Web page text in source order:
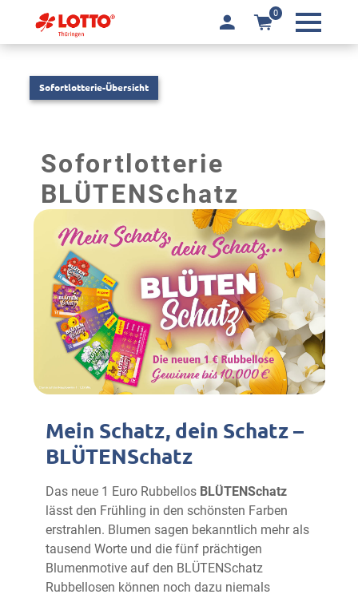
0
Sofortlotterie-Übersicht
Sofortlotterie
BLÜTENSchatz
Mein Schatz, dein Schatz –
BLÜTENSchatz
Das neue 1 Euro Rubbellos BLÜTENSchatz
lässt den Frühling in den schönsten Farben
erstrahlen. Blumen sagen bekanntlich mehr als
tausend Worte und die fünf prächtigen
Blumenmotive auf den BLÜTENSchatz
Rubbellosen können noch dazu niemals